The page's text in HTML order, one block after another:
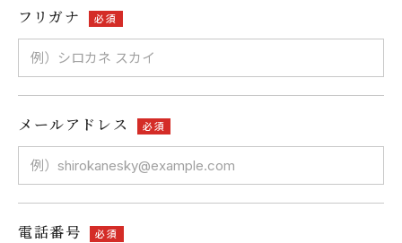
フリガナ 必須
メールアドレス 必須
電話番号 必須